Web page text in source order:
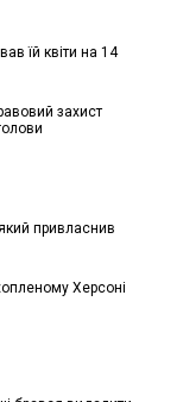
їй квіти на 14
захист
привласнив
Херсоні